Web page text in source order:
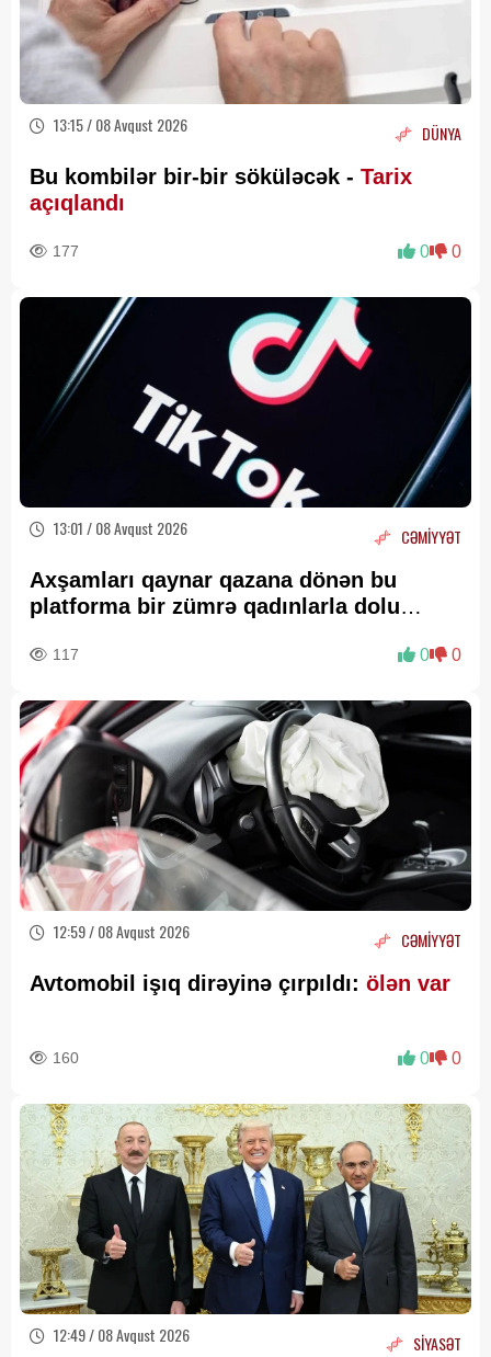
13:15 / 08 Avqust 2026 DÜNYA
Bu kombilər bir-bir söküləcək - Tarix
açıqlandı
177 0 0
13:01 / 08 Avqust 2026 CƏMİYYƏT
Axşamları qaynar qazana dönən bu
platforma bir zümrə qadınlarla dolu
117 0 0
12:59 / 08 Avqust 2026 CƏMİYYƏT
Avtomobil işıq dirəyinə çırpıldı: ölən var
160 0 0
12:49 / 08 Avqust 2026 SİYASƏT